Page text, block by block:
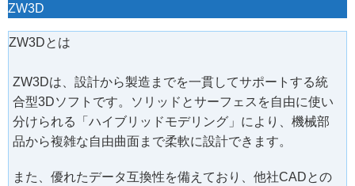
ZW3D
ZW3Dとは
ZW3Dは、設計から製造までを一貫してサポートする統
合型3Dソフトです。ソリッドとサーフェスを自由に使い
分けられる「ハイブリッドモデリング」により、機械部
品から複雑な自由曲面まで柔軟に設計できます。
また、優れたデータ互換性を備えており、他社CADとの